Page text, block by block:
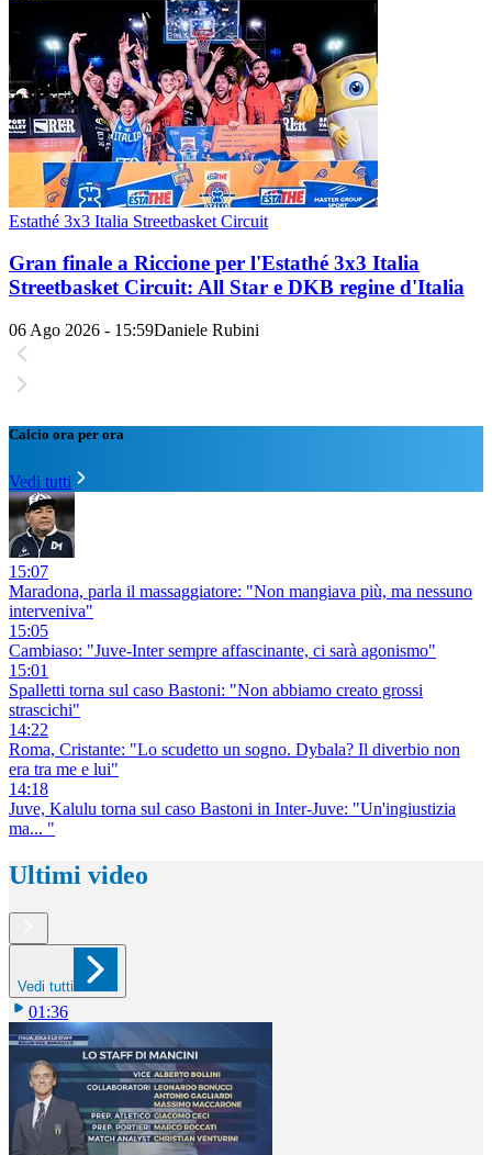
Estathé 3x3 Italia Streetbasket Circuit
Gran finale a Riccione per l'Estathé 3x3 Italia
Streetbasket Circuit: All Star e DKB regine d'Italia
06 Ago 2026 - 15:59Daniele Rubini
Calcio ora per ora
Vedi tutti
15:07
Maradona, parla il massaggiatore: "Non mangiava più, ma nessuno
interveniva"
15:05
Cambiaso: "Juve-Inter sempre affascinante, ci sarà agonismo"
15:01
Spalletti torna sul caso Bastoni: "Non abbiamo creato grossi
strascichi"
14:22
Roma, Cristante: "Lo scudetto un sogno. Dybala? Il diverbio non
era tra me e lui"
14:18
Juve, Kalulu torna sul caso Bastoni in Inter-Juve: "Un'ingiustizia
ma... "
Ultimi video
Vedi tutti
01:36